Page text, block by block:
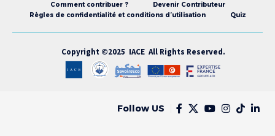
Comment contribuer ?
Devenir Contributeur
Règles de confidentialité et conditions d’utilisation
Quiz
Copyright ©2025 IACE All Rights Reserved.
Follow US